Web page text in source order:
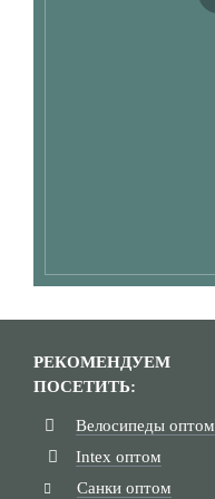
РЕКОМЕНДУЕМ
ПОСЕТИТЬ:
Велосипеды оптом
Intex оптом
Санки оптом